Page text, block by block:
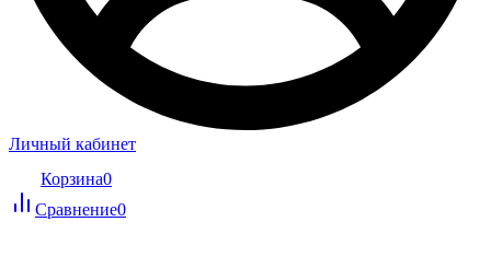
Личный кабинет
Корзина0
Сравнение0